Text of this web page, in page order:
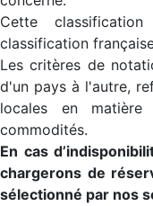
Cette
classification
Les critères de
d'un pays à l'autre,
locales en
commodités.
En cas
chargerons de
sélectionné par nos